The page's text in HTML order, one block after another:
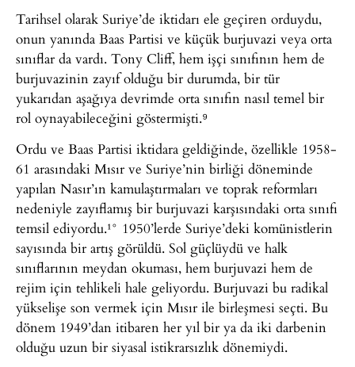
Tarihsel olarak Suriye’de iktidarı ele geçiren orduydu,
onun yanında Baas Partisi ve küçük burjuvazi veya orta
sınıflar da vardı. Tony Cliff, hem işçi sınıfının hem de
burjuvazinin zayıf olduğu bir durumda, bir tür
yukarıdan aşağıya devrimde orta sınıfın nasıl temel bir
rol oynayabileceğini göstermişti.⁹
Ordu ve Baas Partisi iktidara geldiğinde, özellikle 1958-
61 arasındaki Mısır ve Suriye’nin birliği döneminde
yapılan Nasır’ın kamulaştırmaları ve toprak reformları
nedeniyle zayıflamış bir burjuvazi karşısındaki orta sınıfı
temsil ediyordu.¹° 1950’lerde Suriye’deki komünistlerin
sayısında bir artış görüldü. Sol güçlüydü ve halk
sınıflarının meydan okuması, hem burjuvazi hem de
rejim için tehlikeli hale geliyordu. Burjuvazi bu radikal
yükselişe son vermek için Mısır ile birleşmesi seçti. Bu
dönem 1949’dan itibaren her yıl bir ya da iki darbenin
olduğu uzun bir siyasal istikrarsızlık dönemiydi.